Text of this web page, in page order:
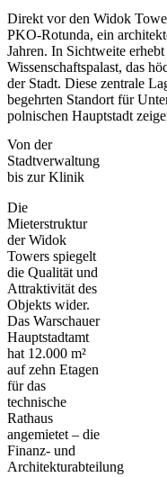
Direkt vor den Widok
PKO-Rotunda, ein
Jahren. In Sichtweite
Wissenschaftspalast, das
der Stadt. Diese zentrale
begehrten Standort für
polnischen Hauptstadt
Von der
Stadtverwaltung
bis zur Klinik
Die
Mieterstruktur
der Widok
Towers spiegelt
die Qualität und
Attraktivität des
Objekts wider.
Das Warschauer
Hauptstadtamt
hat 12.000 m²
auf zehn Etagen
für das
technische
Rathaus
angemietet – die
Finanz- und
Architekturabteilung